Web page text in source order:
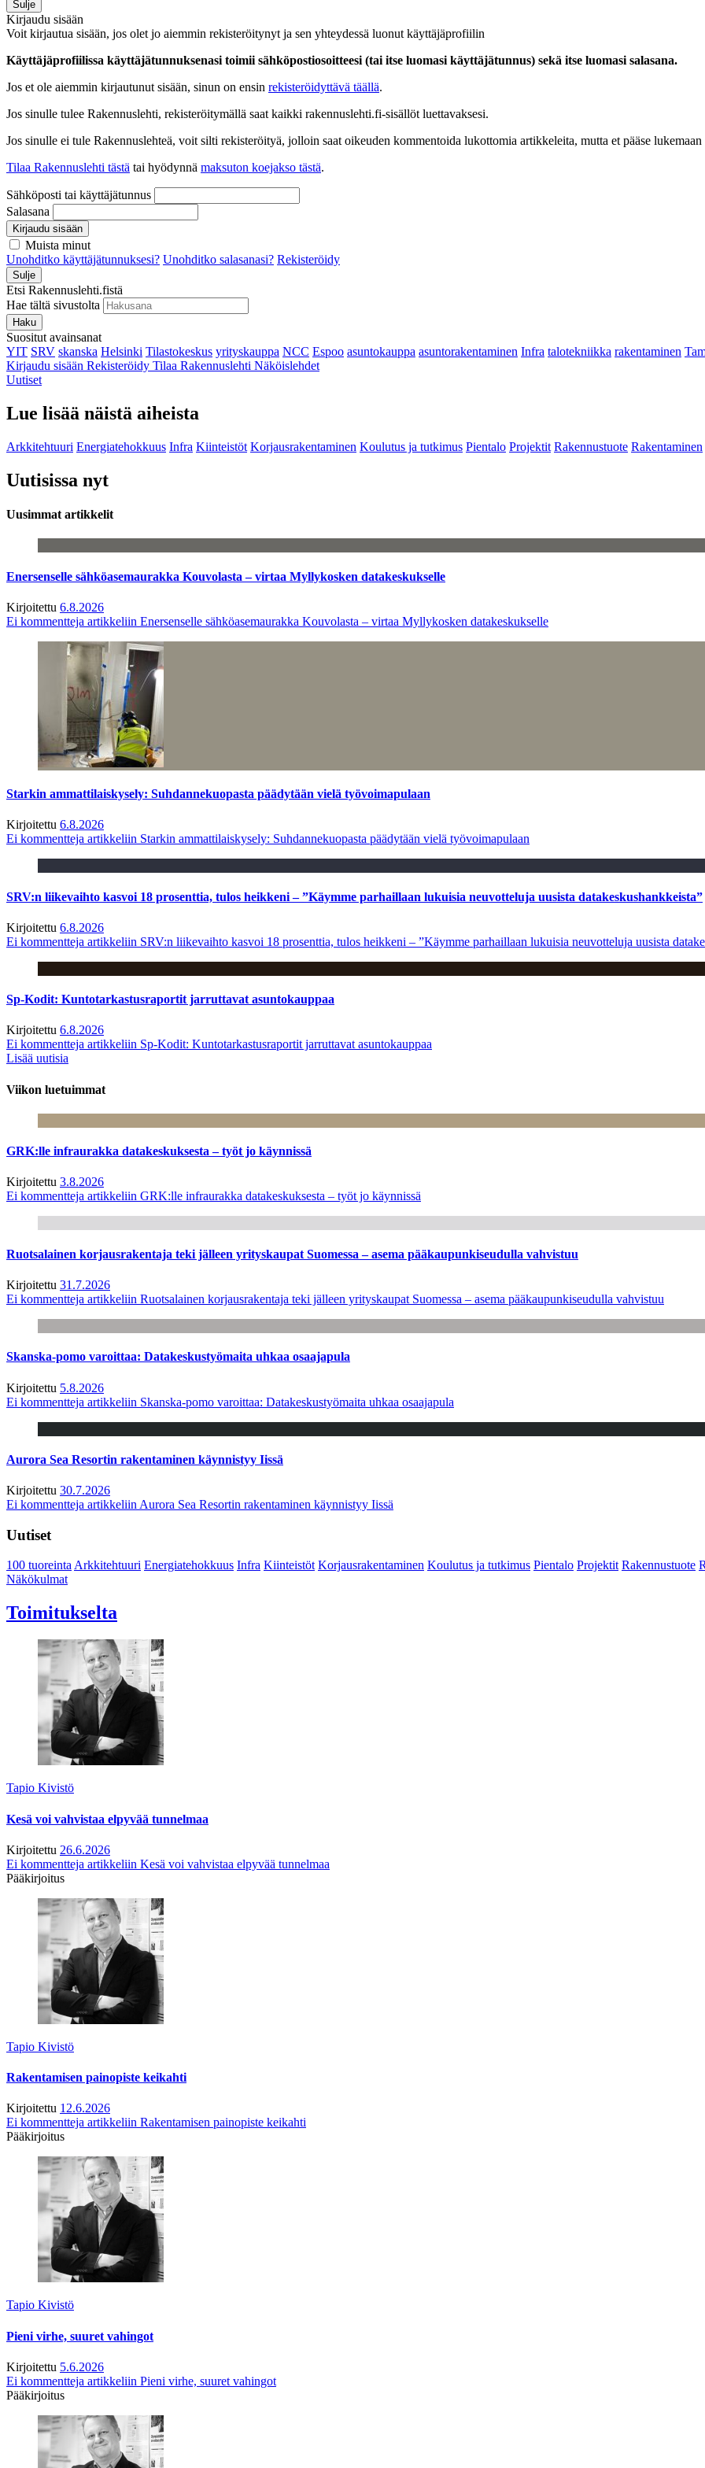
Sulje
Kirjaudu sisään
Voit kirjautua sisään, jos olet jo aiemmin rekisteröitynyt ja sen yhteydessä luonut käyttäjäprofiilin
Käyttäjäprofiilissa käyttäjätunnuksenasi toimii sähköpostiosoitteesi (tai itse luomasi käyttäjätunnus) sekä itse luomasi salasana.
Jos et ole aiemmin kirjautunut sisään, sinun on ensin rekisteröidyttävä täällä.
Jos sinulle tulee Rakennuslehti, rekisteröitymällä saat kaikki rakennuslehti.fi-sisällöt luettavaksesi.
Jos sinulle ei tule Rakennuslehteä, voit silti rekisteröityä, jolloin saat oikeuden kommentoida lukottomia artikkeleita, mutta et pääse
Tilaa Rakennuslehti tästä tai hyödynnä maksuton koejakso tästä.
Sähköposti tai käyttäjätunnus
Salasana
Kirjaudu sisään
Muista minut
Unohditko käyttäjätunnuksesi? Unohditko salasanasi? Rekisteröidy
Sulje
Etsi Rakennuslehti.fistä
Hae tältä sivustolta
Haku
Suositut avainsanat
YIT SRV skanska Helsinki Tilastokeskus yrityskauppa NCC Espoo asuntokauppa asuntorakentaminen Infra talotekniikka rakentaminen
Kirjaudu sisään Rekisteröidy Tilaa Rakennuslehti Näköislehdet
Uutiset
Lue lisää näistä aiheista
Arkkitehtuuri Energiatehokkuus Infra Kiinteistöt Korjausrakentaminen Koulutus ja tutkimus Pientalo Projektit Rakennustuote Rakentaminen
Uutisissa nyt
Uusimmat artikkelit
Enersenselle sähköasemaurakka Kouvolasta – virtaa Myllykosken datakeskukselle
Kirjoitettu 6.8.2026
Ei kommentteja artikkeliin Enersenselle sähköasemaurakka Kouvolasta – virtaa Myllykosken datakeskukselle
Starkin ammattilaiskysely: Suhdannekuopasta päädytään vielä työvoimapulaan
Kirjoitettu 6.8.2026
Ei kommentteja artikkeliin Starkin ammattilaiskysely: Suhdannekuopasta päädytään vielä työvoimapulaan
SRV:n liikevaihto kasvoi 18 prosenttia, tulos heikkeni – ”Käymme parhaillaan lukuisia neuvotteluja uusista datakeskushankkeista”
Kirjoitettu 6.8.2026
Ei kommentteja artikkeliin SRV:n liikevaihto kasvoi 18 prosenttia, tulos heikkeni – ”Käymme parhaillaan lukuisia neuvotteluja uusista
Sp-Kodit: Kuntotarkastusraportit jarruttavat asuntokauppaa
Kirjoitettu 6.8.2026
Ei kommentteja artikkeliin Sp-Kodit: Kuntotarkastusraportit jarruttavat asuntokauppaa
Lisää uutisia
Viikon luetuimmat
GRK:lle infraurakka datakeskuksesta – työt jo käynnissä
Kirjoitettu 3.8.2026
Ei kommentteja artikkeliin GRK:lle infraurakka datakeskuksesta – työt jo käynnissä
Ruotsalainen korjausrakentaja teki jälleen yrityskaupat Suomessa – asema pääkaupunkiseudulla vahvistuu
Kirjoitettu 31.7.2026
Ei kommentteja artikkeliin Ruotsalainen korjausrakentaja teki jälleen yrityskaupat Suomessa – asema pääkaupunkiseudulla vahvistuu
Skanska-pomo varoittaa: Datakeskustyömaita uhkaa osaajapula
Kirjoitettu 5.8.2026
Ei kommentteja artikkeliin Skanska-pomo varoittaa: Datakeskustyömaita uhkaa osaajapula
Aurora Sea Resortin rakentaminen käynnistyy Iissä
Kirjoitettu 30.7.2026
Ei kommentteja artikkeliin Aurora Sea Resortin rakentaminen käynnistyy Iissä
Uutiset
100 tuoreintaArkkitehtuuri Energiatehokkuus Infra Kiinteistöt Korjausrakentaminen Koulutus ja tutkimus Pientalo Projektit Rakennustuote
Näkökulmat
Toimitukselta
Tapio Kivistö
Kesä voi vahvistaa elpyvää tunnelmaa
Kirjoitettu 26.6.2026
Ei kommentteja artikkeliin Kesä voi vahvistaa elpyvää tunnelmaa
Pääkirjoitus
Tapio Kivistö
Rakentamisen painopiste keikahti
Kirjoitettu 12.6.2026
Ei kommentteja artikkeliin Rakentamisen painopiste keikahti
Pääkirjoitus
Tapio Kivistö
Pieni virhe, suuret vahingot
Kirjoitettu 5.6.2026
Ei kommentteja artikkeliin Pieni virhe, suuret vahingot
Pääkirjoitus